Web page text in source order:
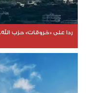
ردا على «خروقات» حزب